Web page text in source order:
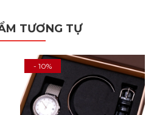
TƯƠNG TỰ
- 10%